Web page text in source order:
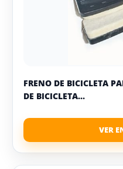
FRENO DE BICICLETA
DE BICICLETA...